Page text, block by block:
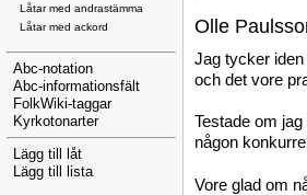
Låtar med andrastämma
Låtar med ackord
Abc-notation
Abc-informationsfält
FolkWiki-taggar
Kyrkotonarter
Lägg till låt
Lägg till lista
Olle
Jag tycker
och det vore
Testade om
någon
Vore glad om